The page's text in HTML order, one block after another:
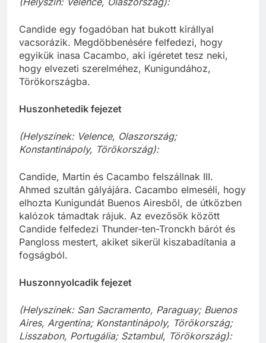
Candide egy fogadóban hat bukott királlyal
vacsorázik. Megdöbbenésére felfedezi, hogy
egyikük inasa Cacambo, aki ígéretet tesz neki,
hogy elvezeti szerelméhez, Kunigundához,
Törökországba.
Huszonhetedik fejezet
(Helyszínek: Velence, Olaszország;
Konstantinápoly, Törökország):
Candide, Martin és Cacambo felszállnak III.
Ahmed szultán gályájára. Cacambo elmeséli, hogy
elhozta Kunigundát Buenos Airesből, de útközben
kalózok támadtak rájuk. Az evezősök között
Candide felfedezi Thunder-ten-Tronckh bárót és
Pangloss mestert, akiket sikerül kiszabadítania a
fogságból.
Huszonnyolcadik fejezet
(Helyszínek: San Sacramento, Paraguay; Buenos
Aires, Argentína; Konstantinápoly, Törökország;
Lisszabon, Portugália; Sztambul, Törökország):